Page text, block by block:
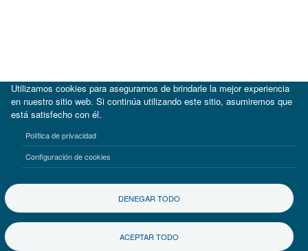
Términos de uso Aviso de privacidad
Utilizamos cookies para asegurarnos de brindarle la mejor experiencia
en nuestro sitio web. Si continúa utilizando este sitio, asumiremos que
está satisfecho con él.
Política de privacidad
Configuración de cookies
DENEGAR TODO
ACEPTAR TODO